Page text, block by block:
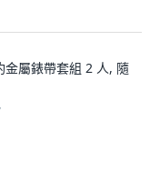
金屬錶帶套組 2 人, 隨